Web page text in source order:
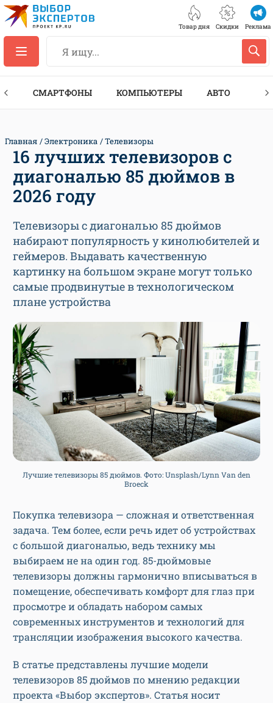
Товар дня Скидки Реклама
СМАРТФОНЫ КОМПЬЮТЕРЫ АВТО
Главная Электроника Телевизоры
16 лучших телевизоров с
диагональю 85 дюймов в
2026 году
Телевизоры с диагональю 85 дюймов
набирают популярность у кинолюбителей и
геймеров. Выдавать качественную
картинку на большом экране могут только
самые продвинутые в технологическом
плане устройства
Лучшие телевизоры 85 дюймов. Фото: Unsplash/Lynn Van den
Broeck
Покупка телевизора — сложная и ответственная
задача. Тем более, если речь идет об устройствах
с большой диагональю, ведь технику мы
выбираем не на один год. 85-дюймовые
телевизоры должны гармонично вписываться в
помещение, обеспечивать комфорт для глаз при
просмотре и обладать набором самых
современных инструментов и технологий для
трансляции изображения высокого качества.
В статье представлены лучшие модели
телевизоров 85 дюймов по мнению редакции
проекта «Выбор экспертов». Статья носит